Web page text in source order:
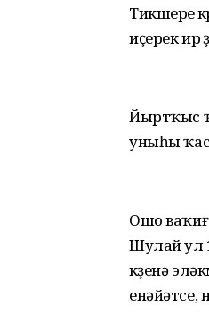
Тикшереү
иҫерек ир
Йыртҡыс
уныһы
Ошо
Шулай ул
күҙенә
енәйәтсе,